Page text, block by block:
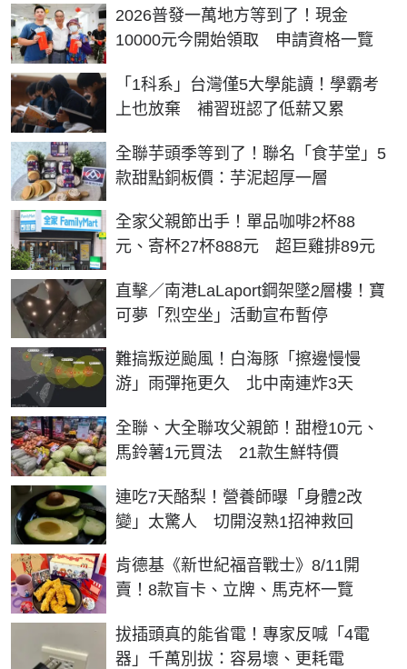
2026普發一萬地方等到了！現金
10000元今開始領取 申請資格一覽
「1科系」台灣僅5大學能讀！學霸考
上也放棄 補習班認了低薪又累
全聯芋頭季等到了！聯名「食芋堂」5
款甜點銅板價：芋泥超厚一層
全家父親節出手！單品咖啡2杯88
元、寄杯27杯888元 超巨雞排89元
直擊／南港LaLaport鋼架墜2層樓！寶
可夢「烈空坐」活動宣布暫停
難搞叛逆颱風！白海豚「擦邊慢慢
游」雨彈拖更久 北中南連炸3天
全聯、大全聯攻父親節！甜橙10元、
馬鈴薯1元買法 21款生鮮特價
連吃7天酪梨！營養師曝「身體2改
變」太驚人 切開沒熟1招神救回
肯德基《新世紀福音戰士》8/11開
賣！8款盲卡、立牌、馬克杯一覽
拔插頭真的能省電！專家反喊「4電
器」千萬別拔：容易壞、更耗電